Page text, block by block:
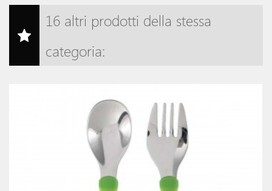
16 altri prodotti della stessa
categoria: